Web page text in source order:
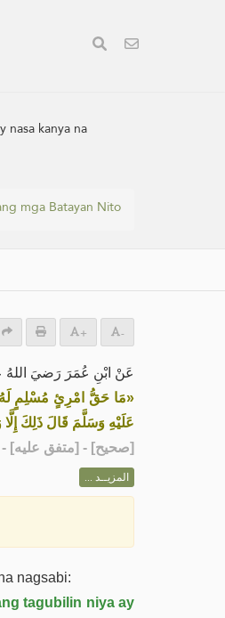
kanya na
mga Batayan Nito
+ -
عَنْ ابْنِ عُمَرَ رَضيَ اللهُ
«مَا حَقُّ امْرِئٍ مُسْلِمٍ لَهُ
عَلَيْهِ وَسَلَّمَ قَالَ ذَلِكَ
[صحيح] - [متفق عليه] -
المزيــد ...
nagsabi:
tagubilin niya ay